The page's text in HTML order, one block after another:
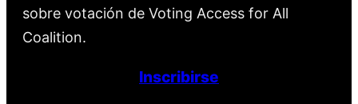
sobre votación de Voting Access for All
Coalition.
Inscribirse